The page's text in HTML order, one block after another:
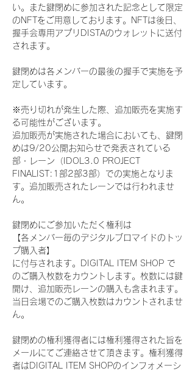
い。また鍵閉めに参加された記念として限定
のNFTをご用意しております。NFTは後日、
握手会専用アプリDISTAのウォレットに送付
されます。
鍵閉めは各メンバーの最後の握手で実施を予
定しています。
※売り切れが発生した際、追加販売を実施す
る可能性がございます。
追加販売が実施された場合においても、鍵閉
めは9/20公開お知らせで発表されている
部・レーン（IDOL3.0 PROJECT
FINALIST:1部2部3部）での実施となりま
す。追加販売されたレーンでは行われませ
ん。
鍵閉めにご参加いただく権利は
【各メンバー毎のデジタルブロマイドのトッ
プ購入者】
に付与されます。DIGITAL ITEM SHOP で
のご購入枚数をカウントします。枚数には鍵
開け、追加販売レーンの購入も含まれます。
当日会場でのご購入枚数はカウントされませ
ん。
鍵閉めの権利獲得者には権利獲得された旨を
メールにてご連絡させて頂きます。権利獲得
者はDIGITAL ITEM SHOPのインフォメーシ